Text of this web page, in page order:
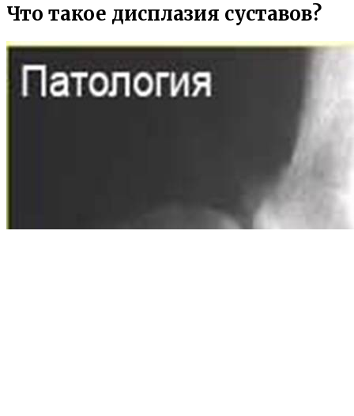
Что такое дисплазия суставов?